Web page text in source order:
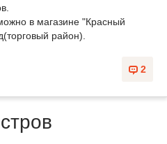
в магазине "Красный
район).
2